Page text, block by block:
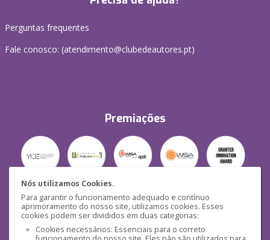
Nós utilizamos Cookies.
Para garantir o funcionamento adequado e contínuo
aprimoramento do nosso site, utilizamos cookies. Esses
cookies podem ser divididos em duas categorias:
Cookies necessários: Essenciais para o correto
Perguntas frequentes
Fale conosco: (atendimento@clubedeautores.pt)
Premiações
Segurança